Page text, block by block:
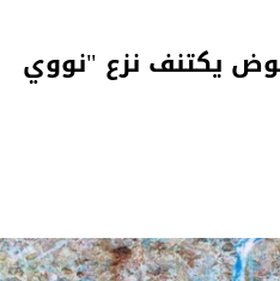
غموض يكتنف نزع "نووي